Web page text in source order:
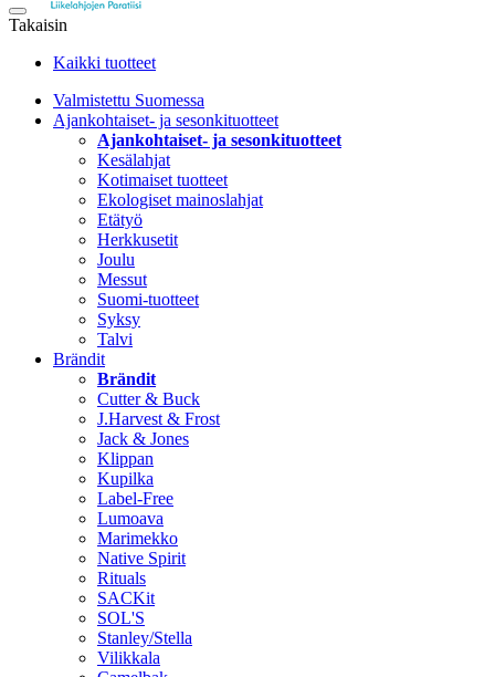
Takaisin
Kaikki tuotteet
Valmistettu Suomessa
Ajankohtaiset- ja sesonkituotteet
Ajankohtaiset- ja sesonkituotteet
Kesälahjat
Kotimaiset tuotteet
Ekologiset mainoslahjat
Etätyö
Herkkusetit
Joulu
Messut
Suomi-tuotteet
Syksy
Talvi
Brändit
Brändit
Cutter & Buck
J.Harvest & Frost
Jack & Jones
Klippan
Kupilka
Label-Free
Lumoava
Marimekko
Native Spirit
Rituals
SACKit
SOL'S
Stanley/Stella
Vilikkala